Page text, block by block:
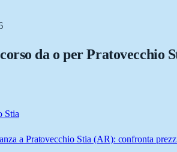
da o perPratovecchio
Stia
a Pratovecchio Stia (AR): confronta